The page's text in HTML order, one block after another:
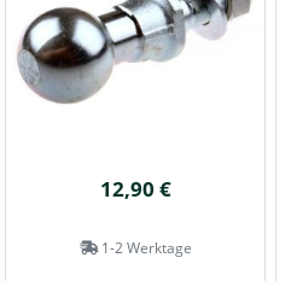
12,90 €
1-2 Werktage